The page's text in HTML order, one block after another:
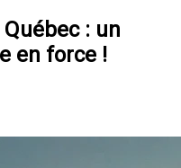
: un
en force !